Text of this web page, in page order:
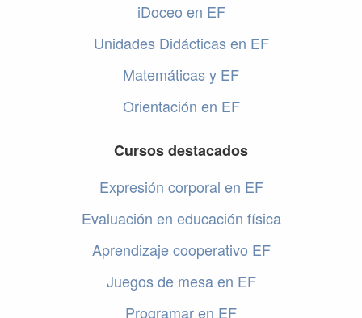
iDoceo en EF
Unidades Didácticas en EF
Matemáticas y EF
Orientación en EF
Cursos destacados
Expresión corporal en EF
Evaluación en educación física
Aprendizaje cooperativo EF
Juegos de mesa en EF
Programar en EF